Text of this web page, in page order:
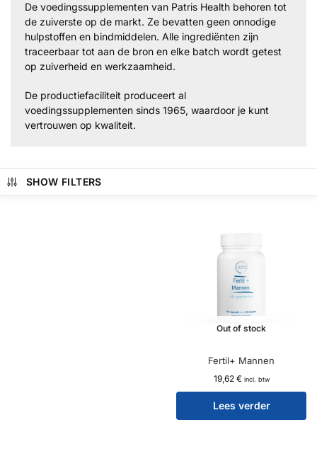
De voedingssupplementen van Patris Health behoren tot
de zuiverste op de markt. Ze bevatten geen onnodige
hulpstoffen en bindmiddelen. Alle ingrediënten zijn
traceerbaar tot aan de bron en elke batch wordt getest
op zuiverheid en werkzaamheid.
De productiefaciliteit produceert al
voedingssupplementen sinds 1965, waardoor je kunt
vertrouwen op kwaliteit.
SHOW FILTERS
Out of stock
Fertil+ Mannen
19,62 € incl. btw
Lees verder